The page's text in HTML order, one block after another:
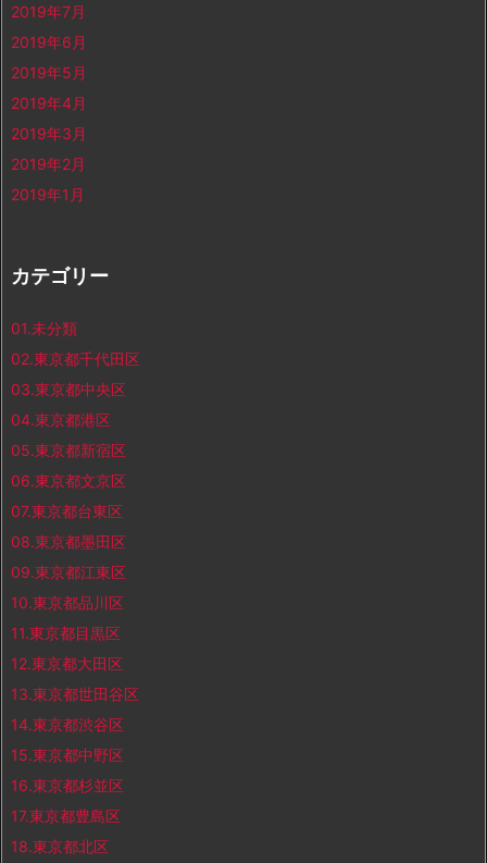
2019年7月
2019年6月
2019年5月
2019年4月
2019年3月
2019年2月
2019年1月
カテゴリー
01.未分類
02.東京都千代田区
03.東京都中央区
04.東京都港区
05.東京都新宿区
06.東京都文京区
07.東京都台東区
08.東京都墨田区
09.東京都江東区
10.東京都品川区
11.東京都目黒区
12.東京都大田区
13.東京都世田谷区
14.東京都渋谷区
15.東京都中野区
16.東京都杉並区
17.東京都豊島区
18.東京都北区